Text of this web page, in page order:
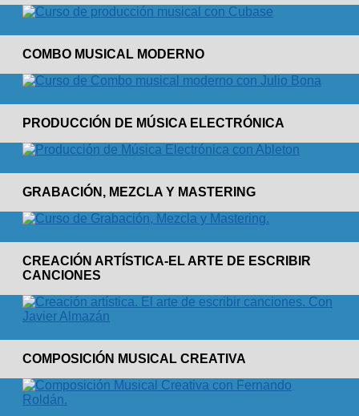
COMBO MUSICAL MODERNO
PRODUCCIÓN DE MÚSICA ELECTRÓNICA
GRABACIÓN, MEZCLA Y MASTERING
CREACIÓN ARTÍSTICA-EL ARTE DE ESCRIBIR
CANCIONES
COMPOSICIÓN MUSICAL CREATIVA